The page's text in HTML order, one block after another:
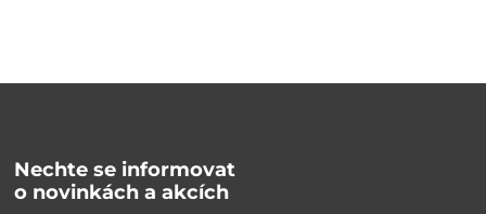
Nechte se informovat
o novinkách a akcích